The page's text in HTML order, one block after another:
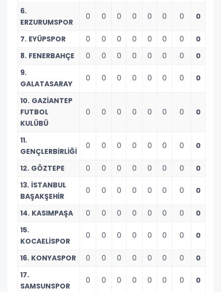
6.
ERZURUMSPOR
0 0 0 0 0 0 0 0
7. EYÜPSPOR 0 0 0 0 0 0 0
0
8. FENERBAHÇE
0 0 0 0 0 0 0
0
9.
GALATASARAY
0 0 0 0 0 0 0 0
10. GAZİANTEP
FUTBOL
KULÜBÜ
0 0 0 0 0 0 0 0
11.
GENÇLERBİRLİĞİ
0 0 0 0 0 0 0 0
12. GÖZTEPE 0 0 0 0 0 0 0
0
13. İSTANBUL
BAŞAKŞEHİR
0 0 0 0 0 0 0 0
14. KASIMPAŞA 0 0 0 0 0 0 0
0
15.
KOCAELİSPOR
0 0 0 0 0 0 0 0
16. KONYASPOR 0 0 0 0 0 0 0
0
17.
SAMSUNSPOR
0 0 0 0 0 0 0 0